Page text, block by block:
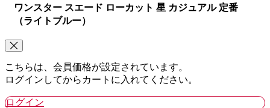
ワンスター スエード ローカット 星 カジュアル 定番
（ライトブルー）
こちらは、会員価格が設定されています。
ログインしてからカートに入れてください。
ログイン